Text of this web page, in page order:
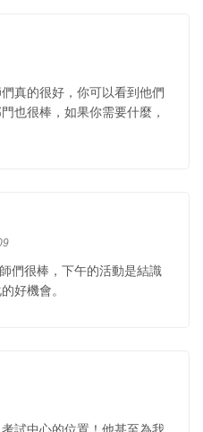
真的很好，你可以看到他們
也很棒，如果你需要什麼，
們很棒，下午的活動是結識
好機會。